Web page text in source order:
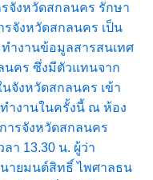
จังหวัดสกลนคร รักษา
จังหวัดสกลนคร เป็น
ำงานข้อมูลสารสนเทศ
นคร ซึ่งมีตัวแทนจาก
จังหวัดสกลนคร เข้า
ำงานในครั้งนี้ ณ ห้อง
ารจังหวัดสกลนคร
า 13.30 น. ผู้ว่า
ายมนต์สิทธิ์ ไพศาลธน